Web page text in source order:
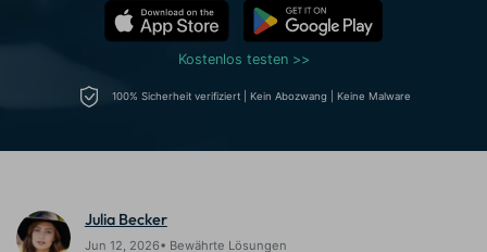
Marketing & Business
Über 100 heiße Video-
Prompts – schnell ähnliche
Meisterkurs
Beherrschen Sie
Kickstart Bootcamp
Lernen, ausdrücken und
Erfahren Sie, wie Sie einen
Hilfe-Center
Erste Schritte
und Kunden
Bewertungen
Suchen
Kostenlos testen >>
100% Sicherheit verifiziert | Kein Abozwang | Keine Malware
Julia Becker
Jun 12, 2026• Bewährte Lösungen